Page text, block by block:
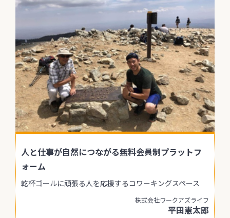
人と仕事が自然につながる無料会員制プラットフ
ォーム
乾杯ゴールに頑張る人を応援するコワーキングスペース
株式会社ワークアズライフ
平田憲太郎